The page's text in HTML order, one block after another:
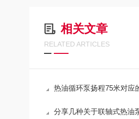
相关文章
RELATED ARTICLES
热油循环泵扬程75米对应的压力解析与工程
分享几种关于联轴式热油泵的降温方法，你是否已掌